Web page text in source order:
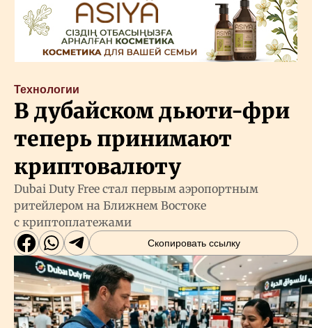
Технологии
В дубайском дьюти-фри
теперь принимают
криптовалюту
Dubai Duty Free стал первым аэропортным
ритейлером на Ближнем Востоке
с криптоплатежами
Скопировать ссылку